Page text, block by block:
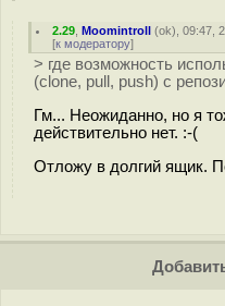
2.29 ,Moomintroll (ok), 09:47,
[к модератору]
> где возможность
(clone, pull, push) с
Гм... Неожиданно, но я
действительно нет. :-(
Отложу в долгий ящик.